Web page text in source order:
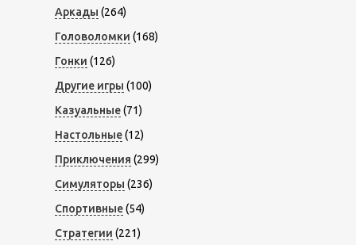
Аркады (264)
Головоломки (168)
Гонки (126)
Другие игры (100)
Казуальные(71)
Настольные(12)
Приключения (299)
Симуляторы (236)
Спортивные(54)
Стратегии (221)